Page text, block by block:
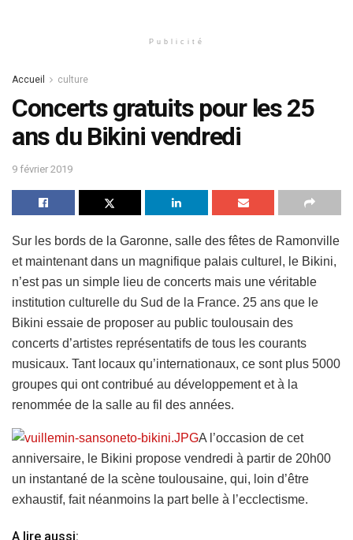
Publicité
Accueil culture
Concerts gratuits pour les 25
ans du Bikini vendredi
9 février 2019
Sur les bords de la Garonne, salle des fêtes de Ramonville
et maintenant dans un magnifique palais culturel, le Bikini,
n’est pas un simple lieu de concerts mais une véritable
institution culturelle du Sud de la France. 25 ans que le
Bikini essaie de proposer au public toulousain des
concerts d’artistes représentatifs de tous les courants
musicaux. Tant locaux qu’internationaux, ce sont plus 5000
groupes qui ont contribué au développement et à la
renommée de la salle au fil des années.
A l’occasion de cet
anniversaire, le Bikini propose vendredi à partir de 20h00
un instantané de la scène toulousaine, qui, loin d’être
exhaustif, fait néanmoins la part belle à l’ecclectisme.
A lire aussi: